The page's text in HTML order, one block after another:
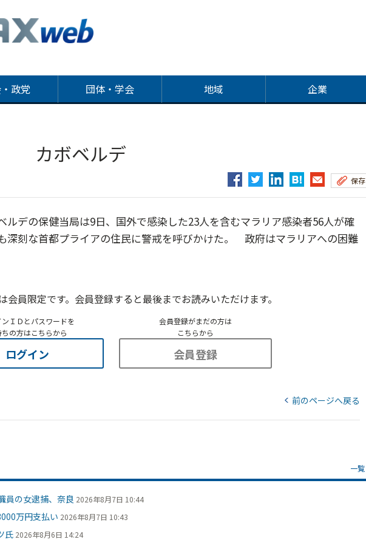
政党 団体・学会 地域 企業
カボベルデ
保存
デの保健当局は9日、国外で感染した23人を含むマラリア感染者56人が確
深刻な首都プライアの住民に警戒を呼びかけた。 政府はマラリアへの困難
会員限定です。会員登録すると最後までお読みいただけます。
ンＩＤとパスワードを
ちの方はこちらから
ログイン
会員登録がまだの方は
こちらから
会員登録
前のページへ戻る
一覧
の女逮捕、奈良 2026年8月7日 10:44
万円支払い 2026年8月7日 10:43
氏 2026年8月6日 14:24